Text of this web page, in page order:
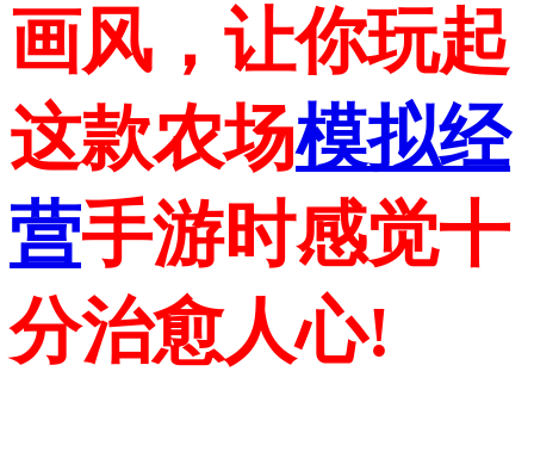
画风，让你玩起
这款农场模拟经
营手游时感觉十
分治愈人心!